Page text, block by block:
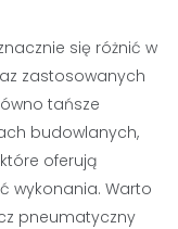
się różnić w
zastosowanych
tańsze
budowlanych,
oferują
wykonania. Warto
pneumatyczny